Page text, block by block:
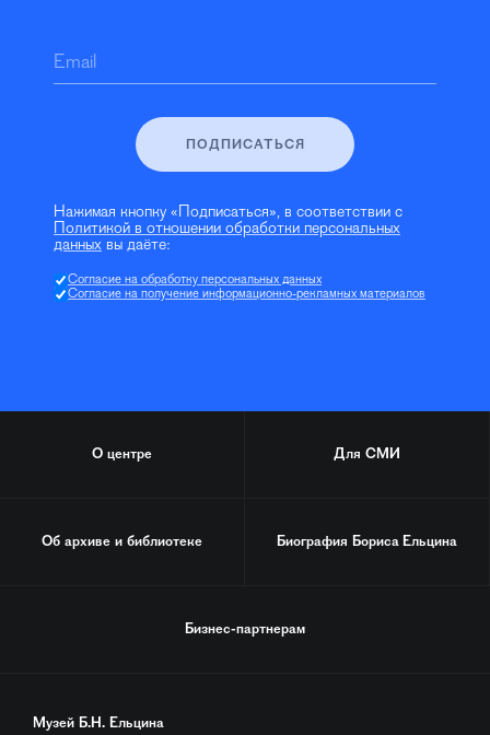
Email
ПОДПИСАТЬСЯ
Нажимая кнопку «Подписаться», в соответствии с
Политикой в отношении обработки персональных
данных вы даёте:
Согласие на обработку персональных данных
Согласие на получение информационно-рекламных материалов
О центре Для СМИ
Об архиве и библиотеке Биография Бориса Ельцина
Бизнес-партнерам
Музей Б.Н. Ельцина